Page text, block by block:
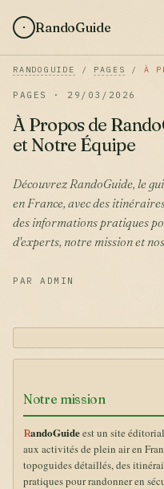
RandoGuide
RANDOGUIDE / PAGES / À
PAGES · 29/03/2026
À Propos de
et Notre Équipe
Découvrez RandoGuide, le guide de référence pour la randonnée
en France, avec des
des informations pratiques
d'experts, notre mission et
PAR ADMIN
Notre mission
RandoGuideest un site
aux activités de plein air en
topoguides détaillés, des
pratiques pour randonner en